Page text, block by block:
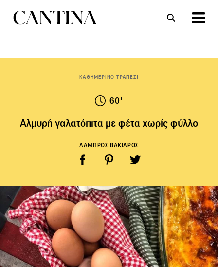
ΚΑΘΗΜΕΡΙΝΟ ΤΡΑΠΕΖΙ
60'
Αλμυρή γαλατόπιτα με φέτα χωρίς φύλλο
ΛΑΜΠΡΟΣ ΒΑΚΙΑΡΟΣ